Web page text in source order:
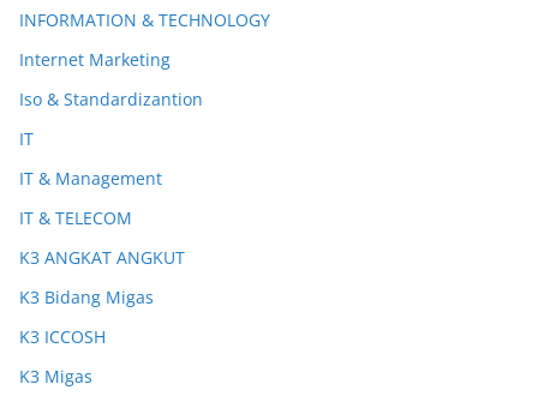
INFORMATION & TECHNOLOGY
Internet Marketing
Iso & Standardizantion
IT
IT & Management
IT & TELECOM
K3 ANGKAT ANGKUT
K3 Bidang Migas
K3 ICCOSH
K3 Migas